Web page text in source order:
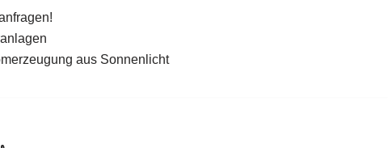
aus Sonnenlicht